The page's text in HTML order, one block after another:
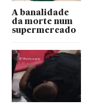
A banalidade
da morte num
supermercado